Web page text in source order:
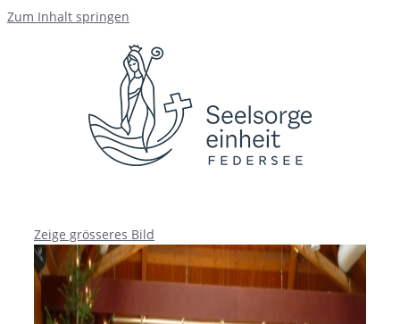
Zum Inhalt springen
Zeige grösseres Bild